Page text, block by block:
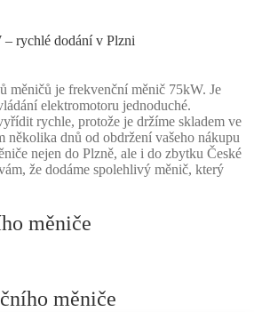
rychlé dodání v Plzni
měničů je frekvenční měnič 75kW. Je
elektromotoru jednoduché.
rychle, protože je držíme skladem ve
několika dnů od obdržení vašeho nákupu
nejen do Plzně, ale i do zbytku České
že dodáme spolehlivý měnič, který
měniče
měniče